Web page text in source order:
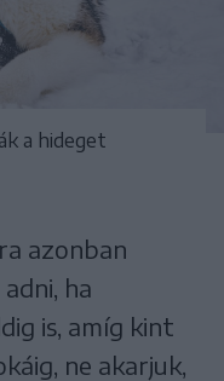
a hideget
azonban
ha
is, amíg kint
ne akarjuk,